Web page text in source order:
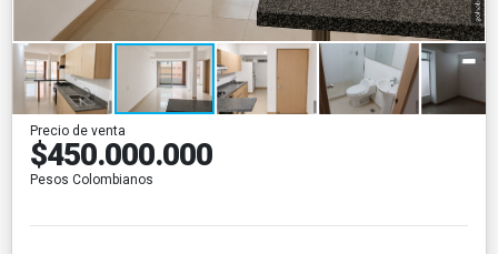
Precio de venta
$450.000.000
Pesos Colombianos